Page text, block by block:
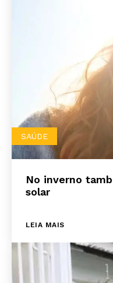
SAÚDE
No inverno
solar
LEIA MAIS